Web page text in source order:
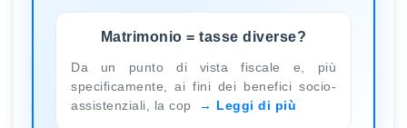
Matrimonio = tasse diverse?
Da un punto di vista fiscale e, più
specificamente, ai fini dei benefici socio-
assistenziali, la cop
Leggi di più